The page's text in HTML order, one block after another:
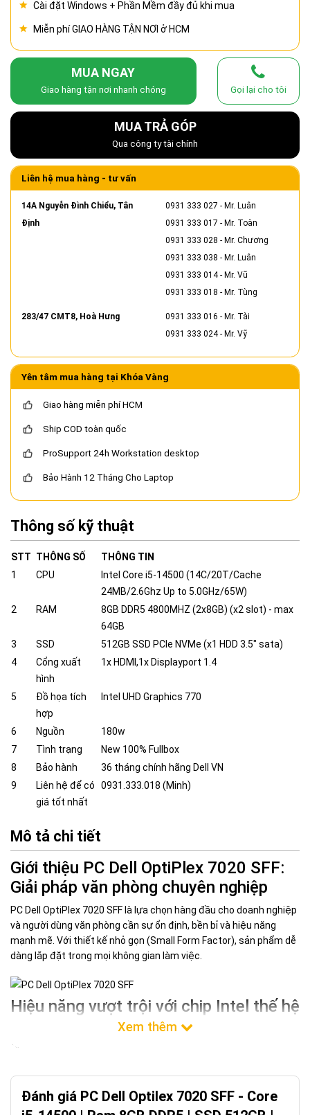
Cài đặt Windows + Phần Mềm đầy đủ khi mua
Miễn phí GIAO HÀNG TẬN NƠI ở HCM
MUA NGAY
Giao hàng tận nơi nhanh chóng Gọi lại cho tôi
MUA TRẢ GÓP
Qua công ty tài chính
Liên hệ mua hàng - tư vấn
14A Nguyễn Đình Chiểu, Tân
Định
0931 333 027 - Mr. Luân
0931 333 017 - Mr. Toàn
0931 333 028 - Mr. Chương
0931 333 038 - Mr. Luân
0931 333 014- Mr. Vũ
0931 333 018 - Mr. Tùng
283/47 CMT8, Hoà Hưng 0931 333 016 - Mr. Tài
0931 333 024- Mr. Vỹ
Yên tâm mua hàng tại Khóa Vàng
Giao hàng miễn phí HCM
Ship COD toàn quốc
ProSupport 24h Workstation desktop
Bảo Hành 12 Tháng Cho Laptop
Thông số kỹ thuật
STT THÔNG SỐ
THÔNG TIN
1
CPU
Intel Core i5-14500 (14C/20T/Cache
24MB/2.6Ghz Up to 5.0GHz/65W)
2
RAM
8GB DDR5 4800MHZ (2x8GB) (x2 slot) - max
64GB
3
SSD
512GB SSD PCIe NVMe (x1 HDD 3.5" sata)
4
Cổng xuất
hình
1x HDMI,1x Displayport 1.4
5
Đồ họa tích
hợp
Intel UHD Graphics 770
6 Nguồn
180w
7
Tình trạng
New 100% Fullbox
8
Bảo hành
36 tháng chính hãng Dell VN
9
Liên hệ để có
giá tốt nhất
0931.333.018 (Minh)
Mô tả chi tiết
Giới thiệu PC Dell OptiPlex 7020 SFF:
Giải pháp văn phòng chuyên nghiệp
PC Dell OptiPlex 7020 SFF là lựa chọn hàng đầu cho doanh nghiệp
và người dùng văn phòng cần sự ổn định, bền bỉ và hiệu năng
mạnh mẽ. Với thiết kế nhỏ gọn (Small Form Factor), sản phẩm dễ
dàng lắp đặt trong mọi không gian làm việc.
Hiệu năng vượt trội với chip Intel thế hệ
Được trang bị bộ vi xử lý Intel Core i5-14500 với 14 nhân và 20
văn phòng, phần mềm quản lý và đồ họa cơ bản. Đi kèm là RAM
8GB chuẩn DDR5 tốc độ cao, giúp tăng tốc độ truy xuất dữ liệu so
với các chuẩn RAM cũ.
Đánh giá PC Dell Optilex 7020 SFF - Core